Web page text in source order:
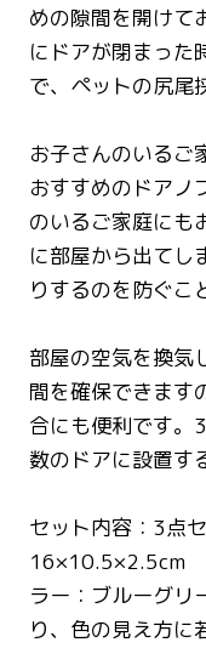
めの隙間を開けて
にドアが閉まった
で、ペットの尻尾
お子さんのいるご
おすすめのドアノ
のいるご家庭にも
に部屋から出てし
りするのを防ぐこ
部屋の空気を換気
間を確保できます
合にも便利です。
数のドアに設置す
セット内容：3点
16×10.5×2.5cm
ラー：ブルーグ
り、色の見え方に